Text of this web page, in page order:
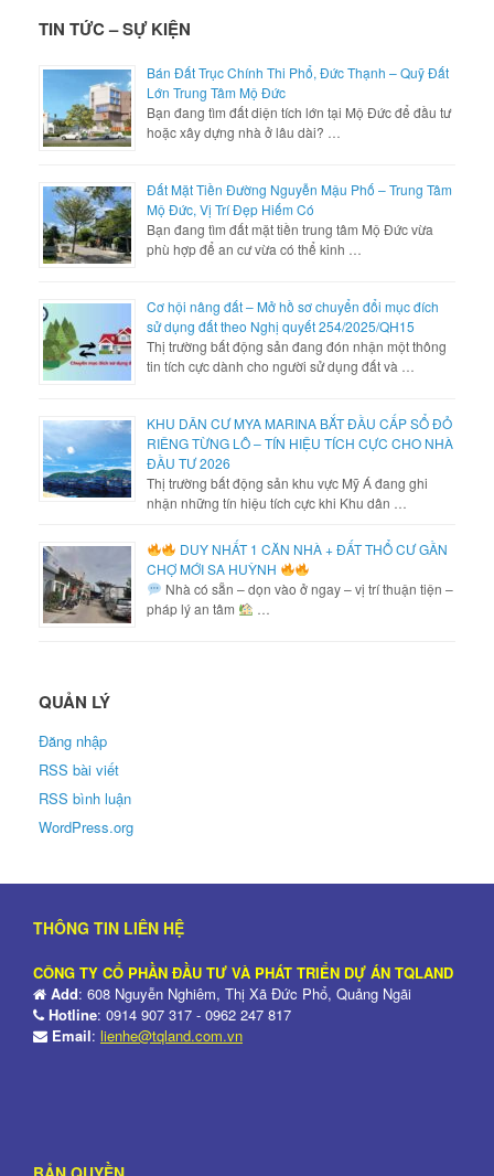
TIN TỨC – SỰ KIỆN
Bán Đất Trục Chính Thi Phổ, Đức Thạnh – Quỹ Đất
Lớn Trung Tâm Mộ Đức
Bạn đang tìm đất diện tích lớn tại Mộ Đức để đầu tư
hoặc xây dựng nhà ở lâu dài? …
Đất Mặt Tiền Đường Nguyễn Mậu Phố – Trung Tâm
Mộ Đức, Vị Trí Đẹp Hiếm Có
Bạn đang tìm đất mặt tiền trung tâm Mộ Đức vừa
phù hợp để an cư vừa có thể kinh …
Cơ hội nâng đất – Mở hồ sơ chuyển đổi mục đích
sử dụng đất theo Nghị quyết 254/2025/QH15
Thị trường bất động sản đang đón nhận một thông
tin tích cực dành cho người sử dụng đất và …
KHU DÂN CƯ MYA MARINA BẮT ĐẦU CẤP SỔ ĐỎ
RIÊNG TỪNG LÔ – TÍN HIỆU TÍCH CỰC CHO NHÀ
ĐẦU TƯ 2026
Thị trường bất động sản khu vực Mỹ Á đang ghi
nhận những tín hiệu tích cực khi Khu dân …
DUY NHẤT 1 CĂN NHÀ + ĐẤT THỔ CƯ GẦN
CHỢ MỚI SA HUỲNH
Nhà có sẵn – dọn vào ở ngay – vị trí thuận tiện –
pháp lý an tâm
…
QUẢN LÝ
Đăng nhập
RSS bài viết
RSS bình luận
WordPress.org
THÔNG TIN LIÊN HỆ
CÔNG TY CỔ PHẦN ĐẦU TƯ VÀ PHÁT TRIỂN DỰ ÁN TQLAND
Add: 608 Nguyễn Nghiêm, Thị Xã Đức Phổ, Quảng Ngãi
Hotline: 0914 907 317 - 0962 247 817
Email: lienhe@tqland.com.vn